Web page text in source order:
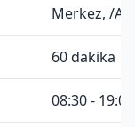
Merkez, /
60 dakika
08:30 - 19:00